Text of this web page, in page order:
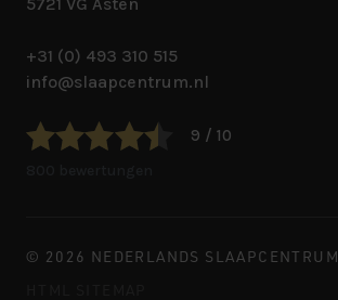
+31 (0) 493 310 515
info@slaapcentrum.nl
9 / 10
© 2026 NEDERLANDS SLAAPCENTRUM